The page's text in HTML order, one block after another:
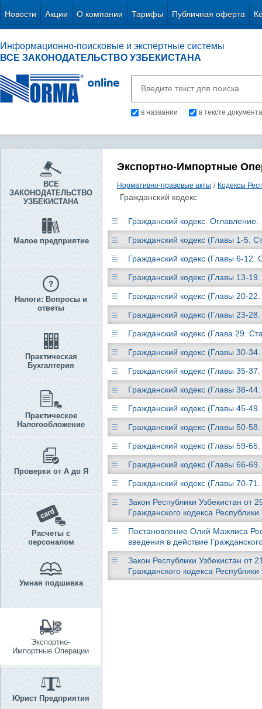
Новости Акции О компании Тарифы Публичная оферта
Информационно-поисковые и экспертные системы
ВСЕ ЗАКОНОДАТЕЛЬСТВО УЗБЕКИСТАНА
в названии в тексте документа
ВСЕ
ЗАКОНОДАТЕЛЬСТВО
УЗБЕКИСТАНА
Малое предприятие
Налоги: Вопросы и
ответы
Практическая
Бухгалтерия
Практическое
Налогообложение
Проверки от А до Я
Расчеты с
персоналом
Умная подшивка
Экспортно-
Импортные Операции
Юрист Предприятия
Экспортно-Импортные
Нормативно-правовые акты / Кодексы
Гражданский кодекс
Гражданский кодекс. Оглавление.
Гражданский кодекс (Главы 1-5.
Гражданский кодекс (Главы 6-12.
Гражданский кодекс (Главы 13-
Гражданский кодекс (Главы 20-
Гражданский кодекс (Главы 23-
Гражданский кодекс (Глава 29.
Гражданский кодекс (Главы 30-
Гражданский кодекс (Главы 35-
Гражданский кодекс (Главы 38-
Гражданский кодекс (Главы 45-
Гражданский кодекс (Главы 50-
Гражданский кодекс (Главы 59-
Гражданский кодекс (Главы 66-
Гражданский кодекс (Главы 70-
Закон Республики Узбекистан от
Гражданского кодекса Республики
Постановление Олий Мажлиса
введения в действие
Закон Республики Узбекистан от
Гражданского кодекса Республики